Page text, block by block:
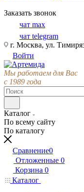
Заказать звонок
чат max
чат telegram
г. Москва, ул.
Войти
Мы работаем для Вас
с 1989 года
Каталог
По всему сайту
По каталогу
Сравнение0
Отложенные 0
Корзина 0
Каталог